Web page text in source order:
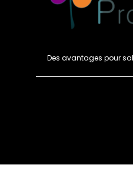
Des avantages pour